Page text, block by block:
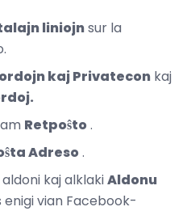
liniojnsur la
kaj Privatecon kaj
Retpoŝto.
Adreso.
kaj alklakiAldonu
enigi vian Facebook-